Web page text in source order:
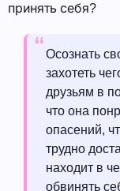
принять себя?
Осознать
захотеть
друзьям в
что она
опасений,
трудно
находит в
обвинять